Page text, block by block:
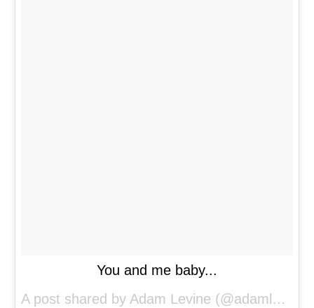
You and me baby...
A post shared by Adam Levine (@adamlevine) on